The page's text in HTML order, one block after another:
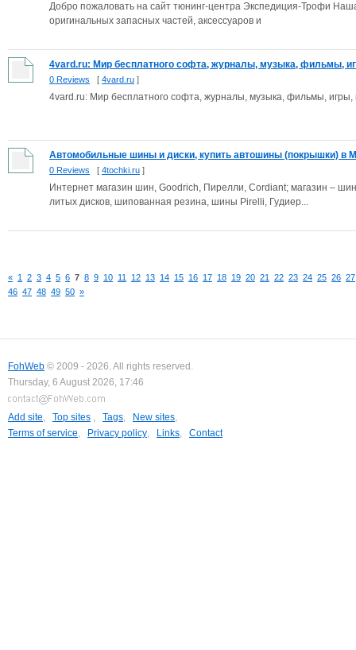
Добро пожаловать на сайт тюнинг-центра Экспедиция-Трофи
оригинальных запасных частей, аксессуаров и
4vard.ru: Мир бесплатного софта, журналы, музыка, фильмы,
0 Reviews [ 4vard.ru ]
4vard.ru: Мир бесплатного софта, журналы, музыка, фильмы, игры,
Автомобильные шины и диски, купить автошины (покрышки) в
0 Reviews [ 4tochki.ru ]
Интернет магазин шин, Goodrich, Пирелли, Cordiant; магазин –
литых дисков, шипованная резина, шины Pirelli, Гудиер...
« 1 2 3 4 5 6 7 8 9 10 11 12 13 14 15 16 17 18 19 20 21 22 23 24 25 26 27
46 47 48 49 50 »
FohWeb © 2009 - 2026. All rights reserved.
Thursday, 6 August 2026, 17:46
Add site, Top sites , Tags, New sites,
Terms of service, Privacy policy, Links, Contact